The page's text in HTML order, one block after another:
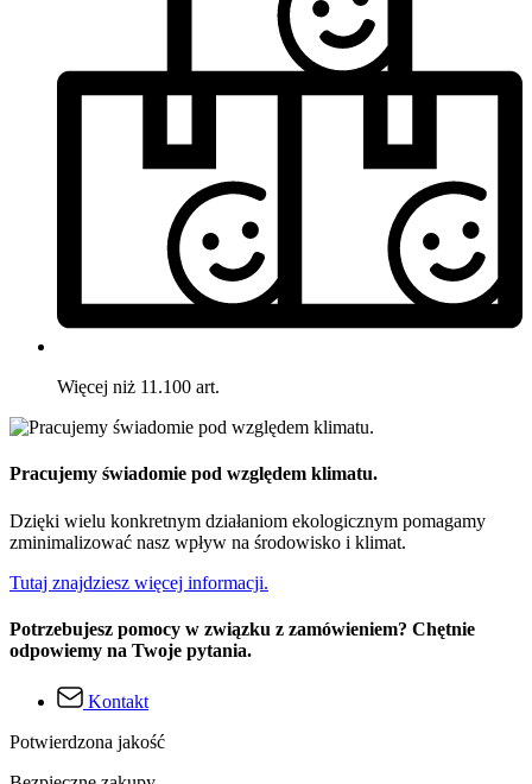
Więcej niż 11.100 art.
Pracujemy świadomie pod względem klimatu.
Dzięki wielu konkretnym działaniom ekologicznym pomagamy
zminimalizować nasz wpływ na środowisko i klimat.
Tutaj znajdziesz więcej informacji.
Potrzebujesz pomocy w związku z zamówieniem? Chętnie
odpowiemy na Twoje pytania.
Kontakt
Potwierdzona jakość